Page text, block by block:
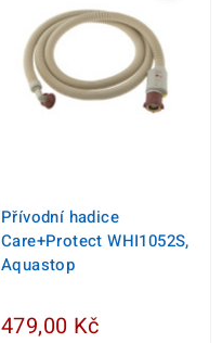
Přívodní hadice
Care+Protect WHI1052S,
Aquastop
479,00 Kč